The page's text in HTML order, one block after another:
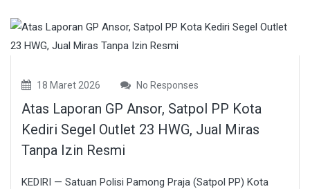
18 Maret 2026 No Responses
Atas Laporan GP Ansor, Satpol PP Kota
Kediri Segel Outlet 23 HWG, Jual Miras
Tanpa Izin Resmi
KEDIRI — Satuan Polisi Pamong Praja (Satpol PP) Kota